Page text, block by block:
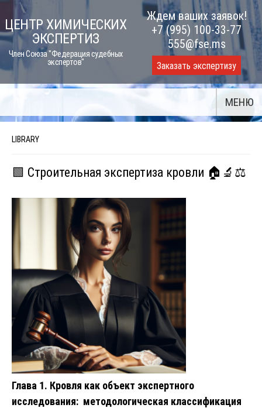
Skip
to
content
ЦЕНТР ХИМИЧЕСКИХ
ЭКСПЕРТИЗ
Член Союза "Федерация судебных
экспертов"
Ждем ваших заявок!
+7 (995) 100-33-77
555@fse.ms
Заказать экспертизу
МЕНЮ
LIBRARY
🟩 Строительная экспертиза кровли 🏠🔬⚖️
Глава 1. Кровля как объект экспертного
исследования: методологическая классификация